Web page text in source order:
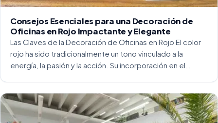
Consejos Esenciales para una Decoración de
Oficinas en Rojo Impactante y Elegante
Las Claves de la Decoración de Oficinas en Rojo El color
rojo ha sido tradicionalmente un tono vinculado a la
energía, la pasión y la acción. Su incorporación en el